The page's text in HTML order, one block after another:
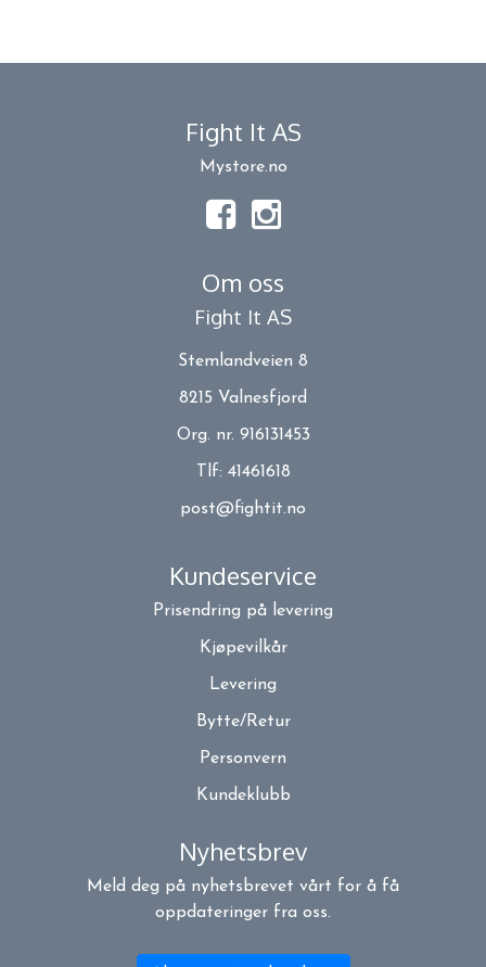
Fight It AS
Mystore.no
Om oss
Fight It AS
Stemlandveien 8
8215 Valnesfjord
Org. nr. 916131453
Tlf: 41461618
post@fightit.no
Kundeservice
Prisendring på levering
Kjøpevilkår
Levering
Bytte/Retur
Personvern
Kundeklubb
Nyhetsbrev
Meld deg på nyhetsbrevet vårt for å få
oppdateringer fra oss.